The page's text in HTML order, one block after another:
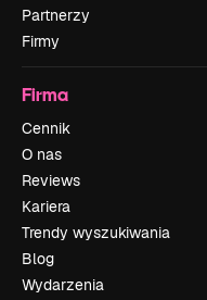
Partnerzy
Firmy
Firma
Cennik
O nas
Reviews
Kariera
Trendy wyszukiwania
Blog
Wydarzenia